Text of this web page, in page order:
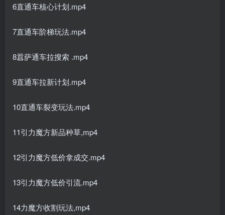
6直通车核心计划.mp4
7直通车阶梯玩法.mp4
8囂萨通车拉搜索 .mp4
9直通车拉新计划.mp4
10直通车裂变玩法.mp4
11引力魔方新品种草,mp4
12引力魔方低价拿成交.mp4
13引力魔方低价引流.mp4
14力魔方收割玩法,mp4